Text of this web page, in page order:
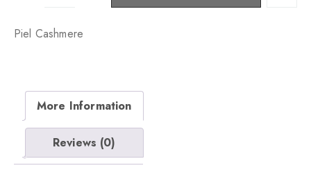
O
5
q
t
Piel Cashmere
More Information
Reviews (0)